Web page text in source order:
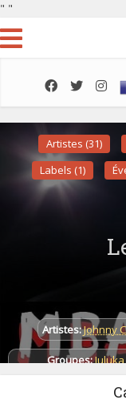
" "
Artistes (31)
Labels (1)
Artistes:Johnny
Groupes:Juluka,